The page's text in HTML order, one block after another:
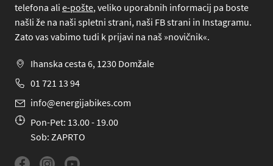
telefona ali e-pošte, veliko uporabnih informacij pa boste
našli že na naši spletni strani, naši FB strani in Instagramu.
Zato vas vabimo tudi k prijavi na naš »novičnik«.
Ihanska cesta 6, 1230 Domžale
01 721 13 94
info@energijabikes.com
Pon-Pet: 13.00 - 19.00
Sob: ZAPRTO